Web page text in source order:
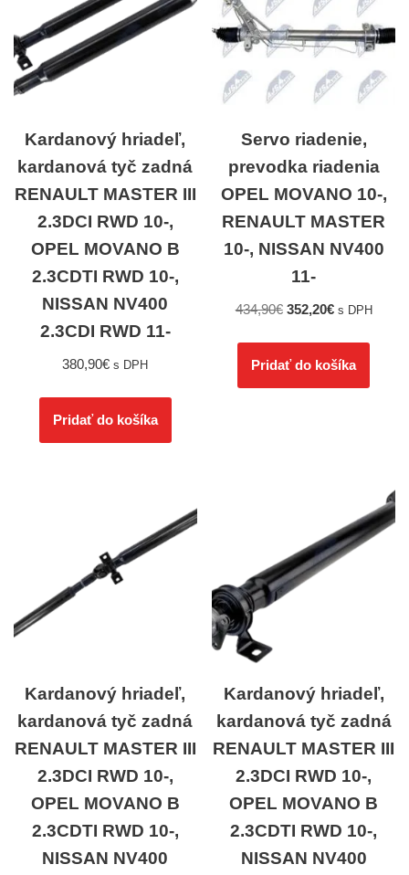
Kardanový hriadeľ,
kardanová tyč zadná
RENAULT MASTER III
2.3DCI RWD 10-,
OPEL MOVANO B
2.3CDTI RWD 10-,
NISSAN NV400
2.3CDI RWD 11-
380,90€ s DPH
Pridať do košíka
Servo riadenie,
prevodka riadenia
OPEL MOVANO 10-,
RENAULT MASTER
10-, NISSAN NV400
11-
434,90€ 352,20€ s DPH
Pridať do košíka
Kardanový hriadeľ,
kardanová tyč zadná
RENAULT MASTER III
2.3DCI RWD 10-,
OPEL MOVANO B
2.3CDTI RWD 10-,
NISSAN NV400
Kardanový hriadeľ,
kardanová tyč zadná
RENAULT MASTER III
2.3DCI RWD 10-,
OPEL MOVANO B
2.3CDTI RWD 10-,
NISSAN NV400